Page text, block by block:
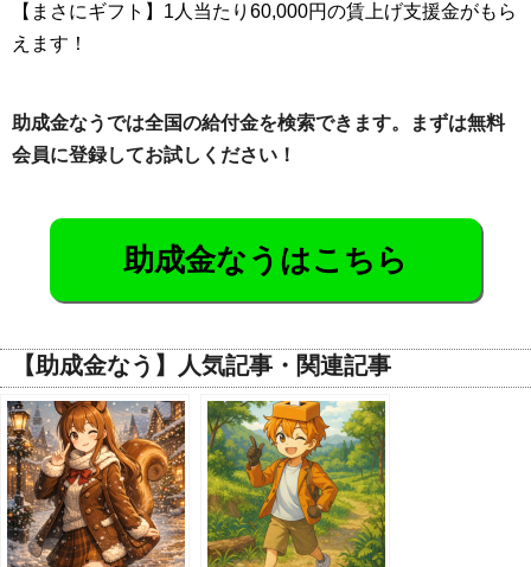
【まさにギフト】1人当たり60,000円の賃上げ支援金がもら
えます！
助成金なうでは全国の給付金を検索できます。まずは無料
会員に登録してお試しください！
助成金なうはこちら
【助成金なう】人気記事・関連記事